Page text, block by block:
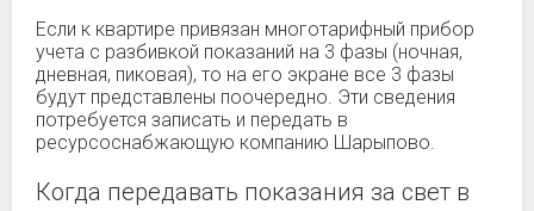
Если к квартире привязан многотарифный прибор
учета с разбивкой показаний на 3 фазы (ночная,
дневная, пиковая), то на его экране все 3 фазы
будут представлены поочередно. Эти сведения
потребуется записать и передать в
ресурсоснабжающую компанию Шарыпово.
Когда передавать показания за свет в